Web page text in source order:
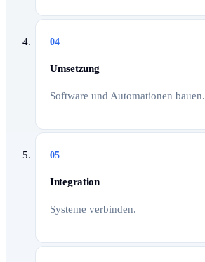
04
Umsetzung
Software und Automationen bauen.
05
Integration
Systeme verbinden.